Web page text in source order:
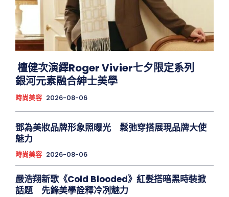
檀健次演繹Roger Vivier七夕限定系列
銀河元素融合紳士美學
時尚美容 2026-08-06
鄧為美妝品牌形象照曝光 鬆弛穿搭展現品牌大使
魅力
時尚美容 2026-08-06
嚴浩翔新歌《Cold Blooded》紅髮搭暗黑時裝掀
話題 先鋒美學詮釋冷冽魅力